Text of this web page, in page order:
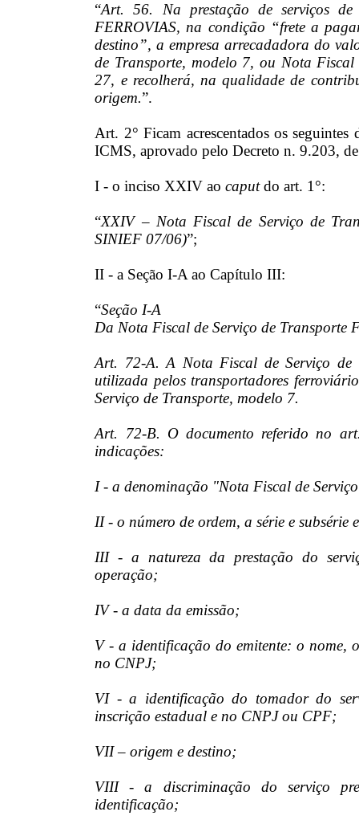
“Art. 56. Na prestação de serviços
FERROVIAS, na condição “frete a
destino”, a empresa arrecadadora do
de Transporte, modelo 7, ou Nota
27, e recolherá, na qualidade de
origem.”.
Art. 2° Ficam acrescentados os
ICMS, aprovado pelo Decreto n. 9.203,
I - o inciso XXIV aocaputdo art. 1°:
“XXIV – Nota Fiscal de Serviço de
SINIEF 07/06)”;
II - a Seção I-A ao Capítulo III:
“Seção I-A
Da Nota Fiscal de Serviço de Transporte
Art. 72-A. A Nota Fiscal de Serviço de
utilizada pelos transportadores
Serviço de Transporte, modelo 7.
Art. 72-B. O documento referido no
indicações:
I - a denominação "Nota Fiscal de
II - o número de ordem, a série e subsérie
III - a natureza da prestação do
operação;
IV - a data da emissão;
V - a identificação do emitente: o nome,
no CNPJ;
VI - a identificação do tomador do
inscrição estadual e no CNPJ ou CPF;
VII – origem e destino;
VIII - a discriminação do serviço
identificação;